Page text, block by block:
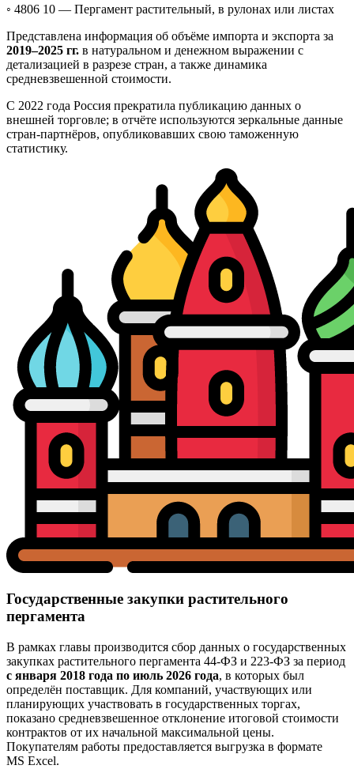
◦ 4806 10 — Пергамент растительный, в рулонах или листах
Представлена информация об объёме импорта и экспорта за
2019–2025 гг. в натуральном и денежном выражении с
детализацией в разрезе стран, а также динамика
средневзвешенной стоимости.
С 2022 года Россия прекратила публикацию данных о
внешней торговле; в отчёте используются зеркальные данные
стран-партнёров, опубликовавших свою таможенную
статистику.
Государственные закупки растительного
пергамента
В рамках главы производится сбор данных о государственных
закупках растительного пергамента 44-ФЗ и 223-ФЗ за период
с января 2018 года по июль 2026 года, в которых был
определён поставщик. Для компаний, участвующих или
планирующих участвовать в государственных торгах,
показано средневзвешенное отклонение итоговой стоимости
контрактов от их начальной максимальной цены.
Покупателям работы предоставляется выгрузка в формате
MS Excel.